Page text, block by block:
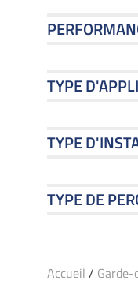
Accueil / Garde-
TYPE
TYPE
TYPE DE